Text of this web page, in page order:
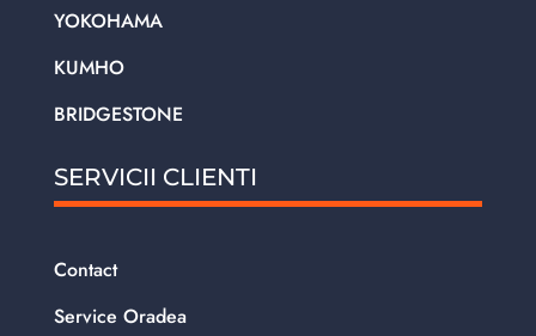
YOKOHAMA
KUMHO
BRIDGESTONE
SERVICII CLIENTI
Contact
Service Oradea